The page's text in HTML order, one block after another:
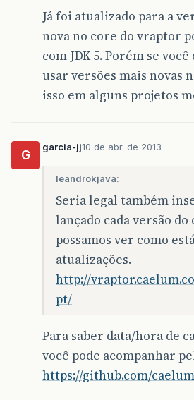
Já foi atualizado para a
nova no core do vraptor
com JDK 5. Porém se
usar versões mais novas
isso em alguns projetos
G
garcia-jj10 de abr. de 2013
leandrokjava:
Seria legal também
lançado cada versão
possamos ver como
atualizações.
http://
pt/
Para saber data/hora de
você pode acompanhar
https://github.com/